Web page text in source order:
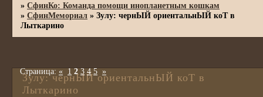
»СфинКо: Команда помощи инопланетным кошкам
»СфинМемориал »Зулу: чернЫЙ ориентальнЫЙ коТ в
Лыткарино
Зулу: чернЫЙ ориентальнЫЙ коТ в
Лыткарино
Страница:« 1 2 3 4 5 »